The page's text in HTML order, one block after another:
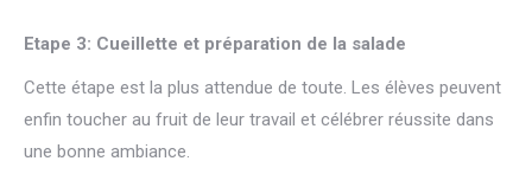
Etape 3: Cueillette et préparation de la salade
Cette étape est la plus attendue de toute. Les élèves peuvent
enfin toucher au fruit de leur travail et célébrer réussite dans
une bonne ambiance.